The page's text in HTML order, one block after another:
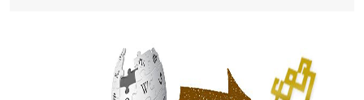
الحكم، الأدلة، تنظيم التغذية، ورسالته في جروح الرأس. ويعود
له الفضل بأنه حرر الطب من الدين والفلسفة.